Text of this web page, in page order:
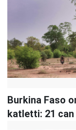
Burkina Faso
katletti: 21 can